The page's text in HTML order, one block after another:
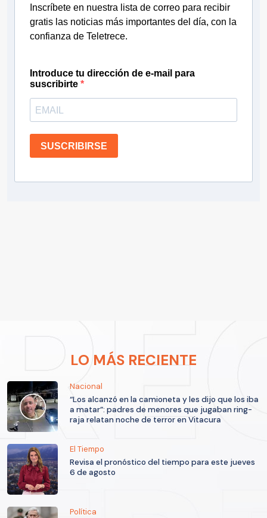
Inscríbete en nuestra lista de correo para recibir
gratis las noticias más importantes del día, con la
confianza de Teletrece.
Introduce tu dirección de e-mail para
suscribirte
SUSCRIBIRSE
LO MÁS RECIENTE
Nacional
“Los alcanzó en la camioneta y les dijo que los iba
a matar”: padres de menores que jugaban ring-
raja relatan noche de terror en Vitacura
El Tiempo
Revisa el pronóstico del tiempo para este jueves
6 de agosto
Política